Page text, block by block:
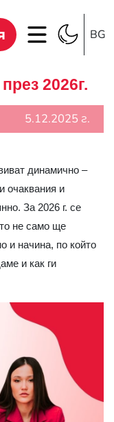
BG
2026г.
5.12.2025 г.
динамично –
очаквания и
За 2026 г. се
не само ще
и начина, по който
и как ги